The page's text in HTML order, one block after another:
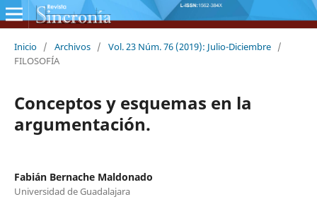
Inicio / Archivos / Vol. 23 Núm. 76 (2019): Julio-Diciembre /
FILOSOFÍA
Conceptos y esquemas en la
argumentación.
Fabián Bernache Maldonado
Universidad de Guadalajara